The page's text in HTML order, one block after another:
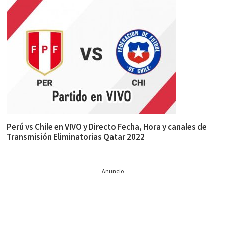
Perú vs Chile en VIVO y Directo Fecha, Hora y canales de
Transmisión Eliminatorias Qatar 2022
Anuncio